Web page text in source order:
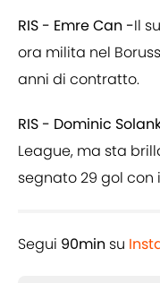
RIS - Emre Can -Il
ora milita nel
anni di contratto.
RIS - Dominic
League, ma sta
segnato 29 gol con
Segui 90min su